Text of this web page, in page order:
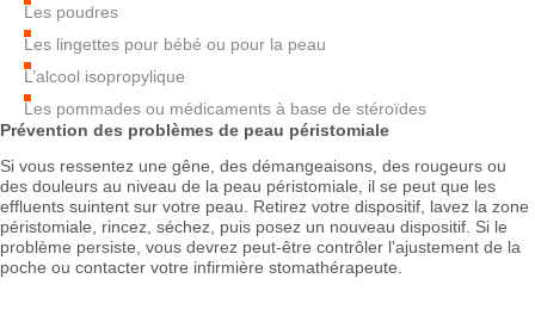
Les poudres
Les lingettes pour bébé ou pour la peau
L’alcool isopropylique
Les pommades ou médicaments à base de stéroïdes
Prévention des problèmes de peau péristomiale
Si vous ressentez une gêne, des démangeaisons, des rougeurs ou
des douleurs au niveau de la peau péristomiale, il se peut que les
effluents suintent sur votre peau. Retirez votre dispositif, lavez la zone
péristomiale, rincez, séchez, puis posez un nouveau dispositif. Si le
problème persiste, vous devrez peut-être contrôler l’ajustement de la
poche ou contacter votre infirmière stomathérapeute.